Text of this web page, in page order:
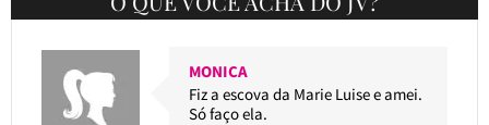
MONICA
Fiz a escova da Marie Luise e amei.
Só faço ela.